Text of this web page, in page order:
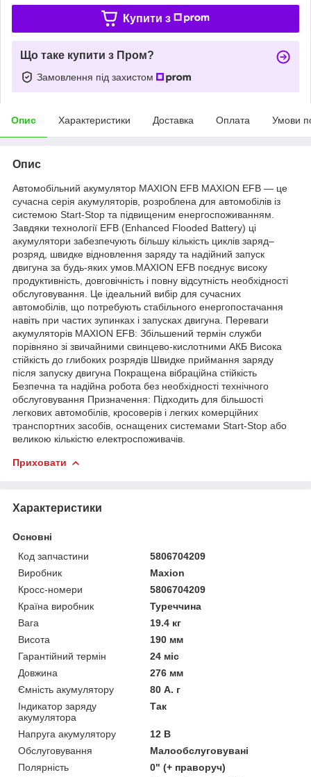
Купити з
Що таке купити з Пром?
Замовлення під захистом
Опис Характеристики Доставка Оплата Умови
Опис
Автомобільний акумулятор MAXION EFB MAXION EFB — це
сучасна серія акумуляторів, розроблена для автомобілів із
системою Start-Stop та підвищеним енергоспоживанням.
Завдяки технології EFB (Enhanced Flooded Battery) ці
акумулятори забезпечують більшу кількість циклів заряд–
розряд, швидке відновлення заряду та надійний запуск
двигуна за будь-яких умов.MAXION EFB поєднує високу
продуктивність, довговічність і повну відсутність необхідності
обслуговування. Це ідеальний вибір для сучасних
автомобілів, що потребують стабільного енергопостачання
навіть при частих зупинках і запусках двигуна. Переваги
акумуляторів MAXION EFB: Збільшений термін служби
порівняно зі звичайними свинцево-кислотними АКБ Висока
стійкість до глибоких розрядів Швидке приймання заряду
після запуску двигуна Покращена вібраційна стійкість
Безпечна та надійна робота без необхідності технічного
обслуговування Призначення: Підходить для більшості
легкових автомобілів, кросоверів і легких комерційних
транспортних засобів, оснащених системами Start-Stop або
великою кількістю електроспоживачів.
Приховати
Характеристики
Основні
Код запчастини
5806704209
Виробник
Maxion
Кросс-номери
5806704209
Країна виробник
Туреччина
Вага
19.4 кг
Висота
190 мм
Гарантійний термін
24 міс
Довжина
276 мм
Ємність акумулятору
80 А. г
Індикатор заряду
акумулятора
Так
Напруга акумулятору
12 В
Обслуговування
Малообслуговувані
Полярність
0" (+ праворуч)